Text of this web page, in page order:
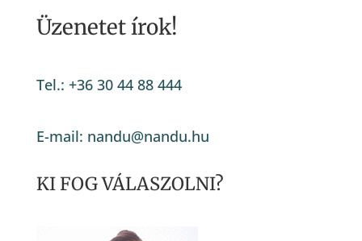
Üzenetet írok!
Tel.: +36 30 44 88 444
E-mail: nandu@nandu.hu
KI FOG VÁLASZOLNI?